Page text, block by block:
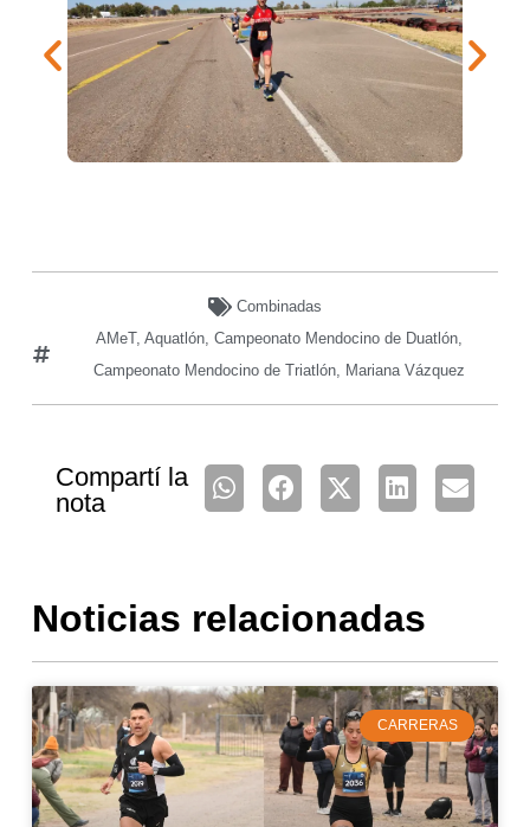
Combinadas
AMeT, Aquatlón, Campeonato Mendocino de Duatlón,
Campeonato Mendocino de Triatlón, Mariana Vázquez
Compartí la
nota
Noticias relacionadas
CARRERAS